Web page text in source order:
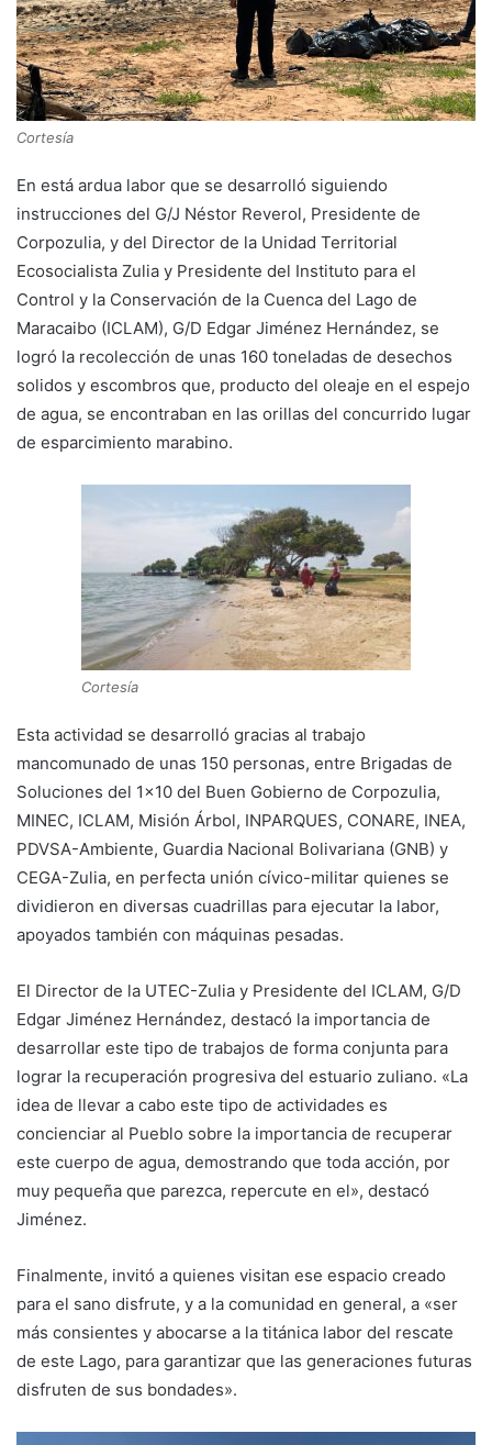
Cortesía
En está ardua labor que se desarrolló siguiendo
instrucciones del G/J Néstor Reverol, Presidente de
Corpozulia, y del Director de la Unidad Territorial
Ecosocialista Zulia y Presidente del Instituto para el
Control y la Conservación de la Cuenca del Lago de
Maracaibo (ICLAM), G/D Edgar Jiménez Hernández, se
logró la recolección de unas 160 toneladas de desechos
solidos y escombros que, producto del oleaje en el espejo
de agua, se encontraban en las orillas del concurrido lugar
de esparcimiento marabino.
Cortesía
Esta actividad se desarrolló gracias al trabajo
mancomunado de unas 150 personas, entre Brigadas de
Soluciones del 1×10 del Buen Gobierno de Corpozulia,
MINEC, ICLAM, Misión Árbol, INPARQUES, CONARE, INEA,
PDVSA-Ambiente, Guardia Nacional Bolivariana (GNB) y
CEGA-Zulia, en perfecta unión cívico-militar quienes se
dividieron en diversas cuadrillas para ejecutar la labor,
apoyados también con máquinas pesadas.
El Director de la UTEC-Zulia y Presidente del ICLAM, G/D
Edgar Jiménez Hernández, destacó la importancia de
desarrollar este tipo de trabajos de forma conjunta para
lograr la recuperación progresiva del estuario zuliano. «La
idea de llevar a cabo este tipo de actividades es
concienciar al Pueblo sobre la importancia de recuperar
este cuerpo de agua, demostrando que toda acción, por
muy pequeña que parezca, repercute en el», destacó
Jiménez.
Finalmente, invitó a quienes visitan ese espacio creado
para el sano disfrute, y a la comunidad en general, a «ser
más consientes y abocarse a la titánica labor del rescate
de este Lago, para garantizar que las generaciones futuras
disfruten de sus bondades».